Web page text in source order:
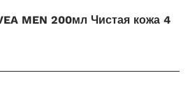
MEN 200мл Чистая кожа 4